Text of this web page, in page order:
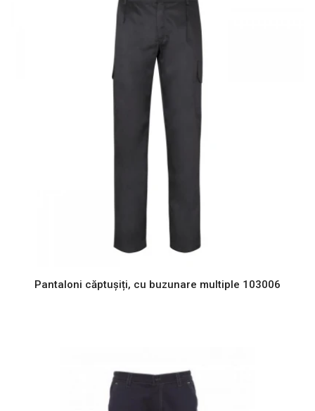
Pantaloni căptușiți, cu buzunare multiple 103006